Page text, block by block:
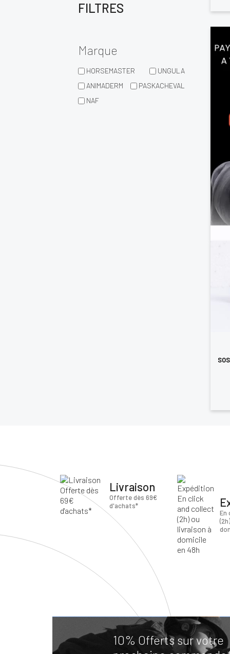
FILTRES
Marque
HORSEMASTER
UNGULA
ANIMADERM
PASKACHEVAL
NAF
Livraison
Offerte dès 69€
d'achats*
En
10% Offerts sur votre
×